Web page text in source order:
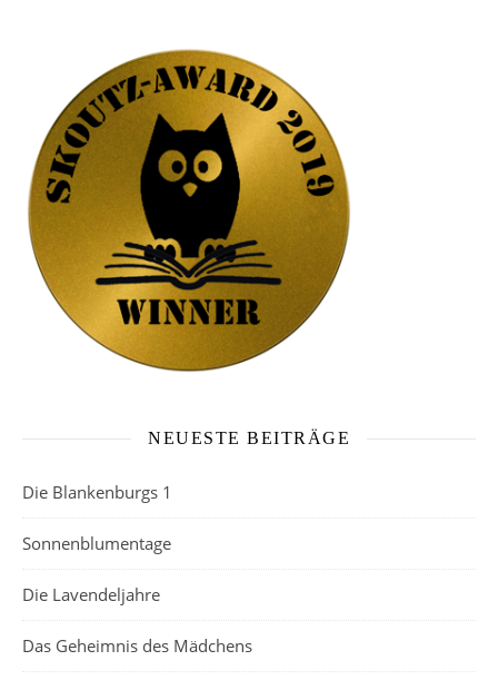
NEUESTE BEITRÄGE
Die Blankenburgs 1
Sonnenblumentage
Die Lavendeljahre
Das Geheimnis des Mädchens